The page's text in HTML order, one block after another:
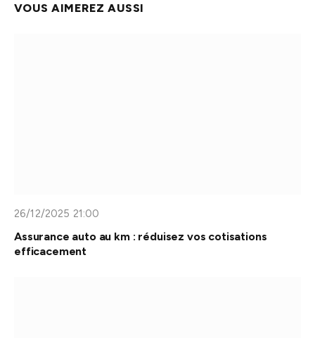
VOUS AIMEREZ AUSSI
26/12/2025 21:00
Assurance auto au km : réduisez vos cotisations
efficacement